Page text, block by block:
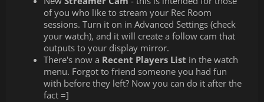
of you who like to stream your Rec Room
sessions. Turn it on in Advanced Settings (check
your watch), and it will create a follow cam that
outputs to your display mirror.
There's now a Recent Players List in the watch
menu. Forgot to friend someone you had fun
with before they left? Now you can do it after the
fact =]